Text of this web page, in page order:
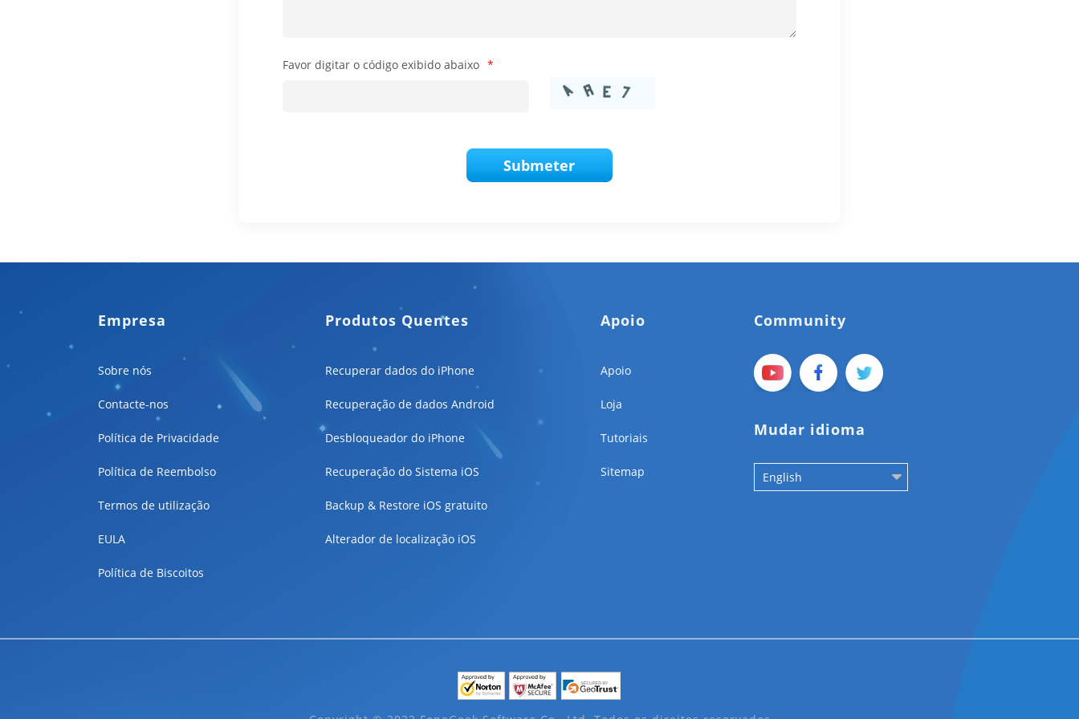
Favor digitar o código exibido abaixo *
Submeter
Empresa
Sobre nós
Contacte-nos
Política de Privacidade
Política de Reembolso
Termos de utilização
EULA
Política de Biscoitos
Produtos Quentes
Recuperar dados do iPhone
Recuperação de dados Android
Desbloqueador do iPhone
Recuperação do Sistema iOS
Backup & Restore iOS gratuito
Alterador de localização iOS
Apoio
Apoio
Loja
Tutoriais
Sitemap
Community
Mudar idioma
English